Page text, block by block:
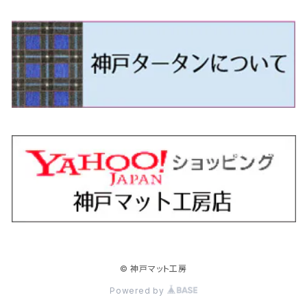
H24/5～R1/10（後期）
H18/6～H24/5（前期）
H24/5～R1/10（後期）
オーリス
H24/8～H30/3 180系
カムリ
H24/5～ 160系
カローラ・クロス
カローラ・スポーツ
H22/6～R2/6 F15
スカイライン
H13/6～H18/11 V35
H26/2～ V37
スカイライン・クロスオーバー
H11/6～H16/10 Y34
H1/6～H11/6 Y30
セレナ
H22/11～H28/9 C26
H22/4～H30/3 L275/285
プレオプラス
H24/12～H29/5 LA300/310
レヴォーグ
H15/6～R2/8 BN/BM/BL系
レガシィアウトバック
H15/10～ BP/BR/BS/BT系
レガシィツーリングワゴン
H19/7～R1/7 DE/DJ系
ビアンテ
H20/7～30/3 CC系
ファミリア バン
H30/6～ 160系
H24/10～ MJ系
フレアクロスオーバー
H26/1～ MS系
H18/12～ L275/285
ミラ・イース
H23/9～ LA300系
ミラ・ココア
H30/6～ LA550/560S
ムーヴ
H26/12～R5/7 LA150/160S
ムーヴキャンバス
H14/1～ JB43/74W
H22/9～ スイフト
H23/12～
スペーシア/スペーシアカスタム/スペーシアギア
H25/3～R5/11
R5/11～ MK54S・MK94S
スペーシアベース
H23/1～H27/8 MA15S
H27/8～R2/12 MA26/36/46S
ハスラー
H26/1～ MR系
H23/3～ MB系
デリカＤ：３
H23/10～H31/4 BM20 7人乗
デリカＤ：５
R5/5～ B30系/BA系
パジェロ
H18/10～R1/8 7人乗ロング V90系
H27/4～R3/12 JW5
WR-V
R6/3～ DG5
ZR-V
H11/6～H30/7 バン HH5・HH6
H21/12～R3/4 トラック
アコード・アコードハイブリッド
H25/6～R2/2 CR系
H21/10～H30/3 6RC系
H30/3～ AW系
H25/10～R3/10
Ｖクラス
H27/4～
© 神戸マット工房
Powered by